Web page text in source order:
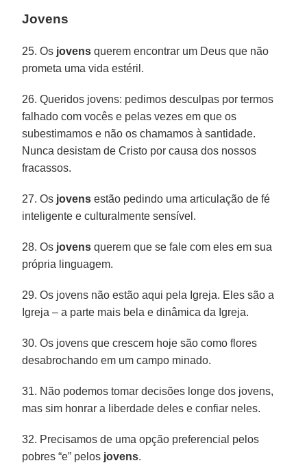
Jovens
25. Os jovens querem encontrar um Deus que não
prometa uma vida estéril.
26. Queridos jovens: pedimos desculpas por termos
falhado com vocês e pelas vezes em que os
subestimamos e não os chamamos à santidade.
Nunca desistam de Cristo por causa dos nossos
fracassos.
27. Os jovens estão pedindo uma articulação de fé
inteligente e culturalmente sensível.
28. Os jovens querem que se fale com eles em sua
própria linguagem.
29. Os jovens não estão aqui pela Igreja. Eles são a
Igreja – a parte mais bela e dinâmica da Igreja.
30. Os jovens que crescem hoje são como flores
desabrochando em um campo minado.
31. Não podemos tomar decisões longe dos jovens,
mas sim honrar a liberdade deles e confiar neles.
32. Precisamos de uma opção preferencial pelos
pobres “e” pelos jovens.